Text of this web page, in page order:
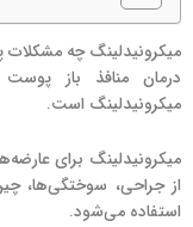
میکرونیدلینگ چه
درمان منافذ باز پوست
میکرونیدلینگ است.
میکرونیدلینگ برای
از جراحی، سوختگی‌ها،
استفاده می‌شود.